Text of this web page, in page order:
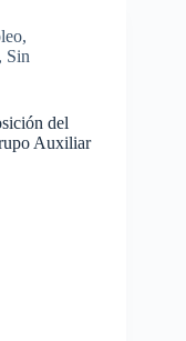
,
, Sin
del
Auxiliar